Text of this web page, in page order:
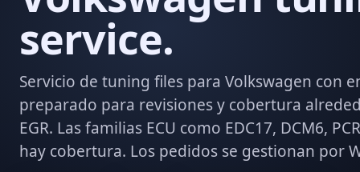
service.
Servicio de tuning files para Volkswagen con
preparado para revisiones y cobertura
EGR. Las familias ECU como EDC17, DCM6,
hay cobertura. Los pedidos se gestionan por